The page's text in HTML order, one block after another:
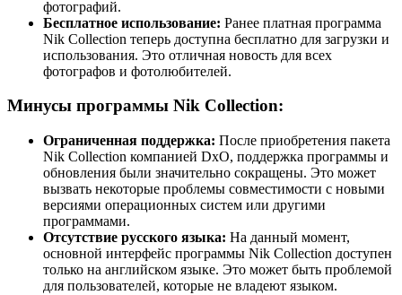
фотографий.
Бесплатное использование: Ранее платная программа
Nik Collection теперь доступна бесплатно для загрузки и
использования. Это отличная новость для всех
фотографов и фотолюбителей.
Минусы программы Nik Collection:
Ограниченная поддержка: После приобретения пакета
Nik Collection компанией DxO, поддержка программы и
обновления были значительно сокращены. Это может
вызвать некоторые проблемы совместимости с новыми
версиями операционных систем или другими
программами.
Отсутствие русского языка: На данный момент,
основной интерфейс программы Nik Collection доступен
только на английском языке. Это может быть проблемой
для пользователей, которые не владеют языком.